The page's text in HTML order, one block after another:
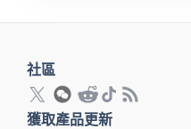
社區
獲取產品更新